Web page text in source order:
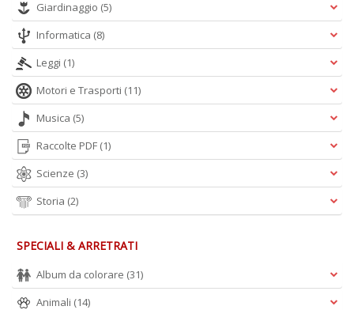
Giardinaggio (5)
Informatica (8)
Leggi (1)
Motori e Trasporti (11)
Musica (5)
Raccolte PDF (1)
Scienze (3)
Storia (2)
SPECIALI & ARRETRATI
Album da colorare (31)
Animali (14)